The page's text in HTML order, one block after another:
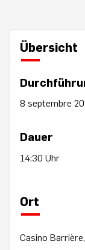
Übersicht
8 septembre
Dauer
14:30 Uhr
Ort
Casino